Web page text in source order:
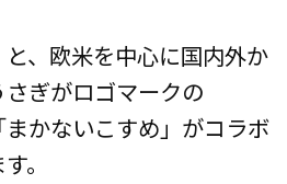
、欧米を中心に国内外か
ぎがロゴマークの
かないこすめ」がコラボ
。